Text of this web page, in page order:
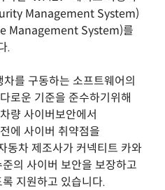
Management System)
Management System)를
.
를 구동하는 소프트웨어의
로운 기준을 준수하기위해
량 사이버보안에서
에 사이버 취약점을
동차 제조사가 커넥티트 카와
의 사이버 보안을 보장하고
지원하고 있습니다.